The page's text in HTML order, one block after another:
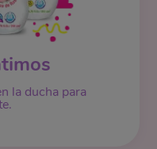
la ducha para